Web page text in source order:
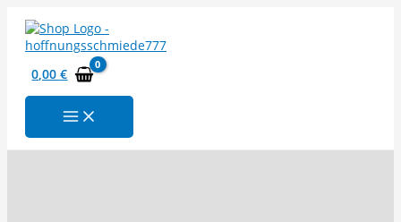
Inhalt
springen
0,00€